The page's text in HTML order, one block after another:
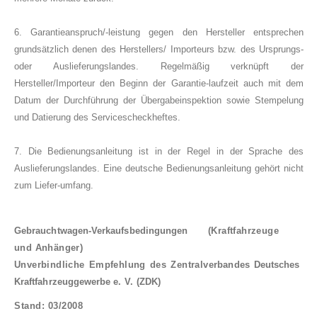
6. Garantieanspruch/-leistung gegen den Hersteller entsprechen
grundsätzlich denen des Herstellers/ Importeurs bzw. des Ursprungs-
oder Auslieferungslandes. Regelmäßig verknüpft der
Hersteller/Importeur den Beginn der Garantie-laufzeit auch mit dem
Datum der Durchführung der Übergabeinspektion sowie Stempelung
und Datierung des Servicescheckheftes.
7. Die Bedienungsanleitung ist in der Regel in der Sprache des
Auslieferungslandes. Eine deutsche Bedienungsanleitung gehört nicht
zum Liefer-umfang.
Gebrauchtwagen-Verkaufsbedingungen
(Kraftfahrzeuge
und Anhänger)
Unverbindliche Empfehlung des Zentralver­bandes Deutsches
Kraftfahrzeuggewerbe e. V. (ZDK)
Stand: 03/2008